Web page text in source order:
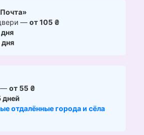
— от 105 ₴
дня
дня
— от 55 ₴
дней
отдалённые города и сёла